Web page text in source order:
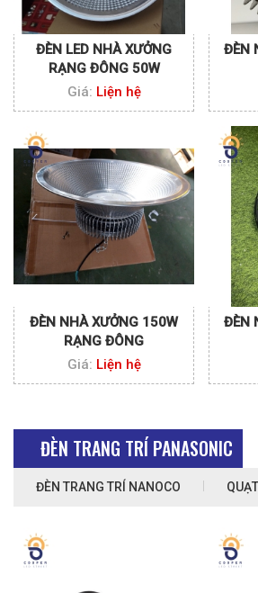
ĐÈN LED NHÀ XƯỞNG
RẠNG ĐÔNG 50W
Giá: Liện hệ
ĐÈN
ĐÈN NHÀ XƯỞNG 150W
RẠNG ĐÔNG
Giá: Liện hệ
ĐÈN
ĐÈN TRANG TRÍ PANASONIC
ĐÈN TRANG TRÍ NANOCO